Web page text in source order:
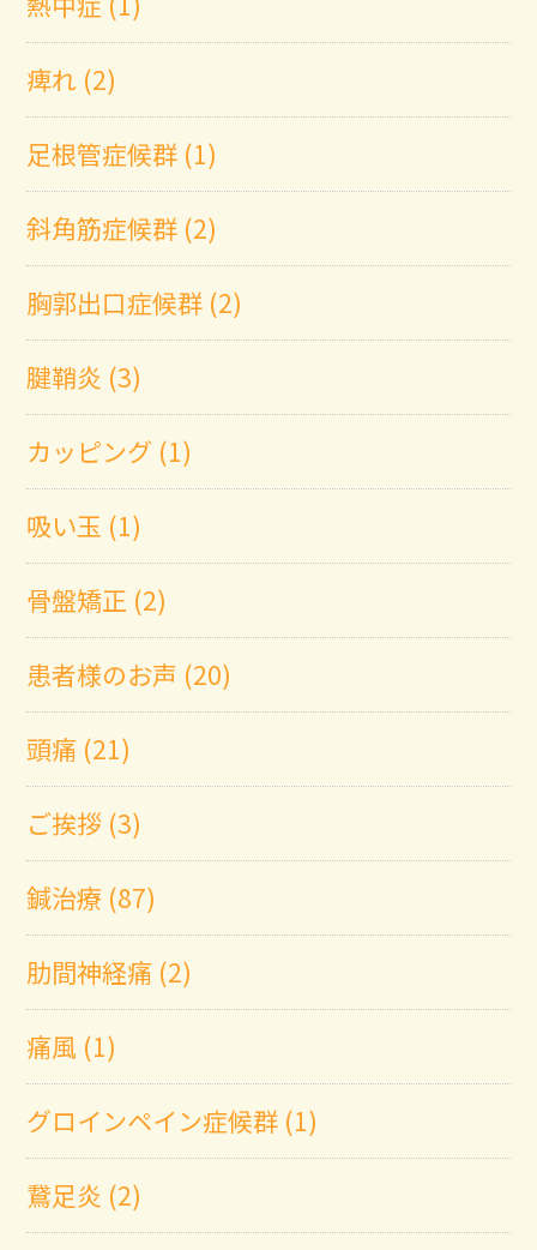
痺れ (2)
足根管症候群 (1)
斜角筋症候群 (2)
胸郭出口症候群 (2)
腱鞘炎 (3)
カッピング (1)
吸い玉 (1)
骨盤矯正 (2)
患者様のお声 (20)
頭痛 (21)
ご挨拶 (3)
鍼治療 (87)
肋間神経痛 (2)
痛風 (1)
グロインペイン症候群 (1)
鵞足炎 (2)